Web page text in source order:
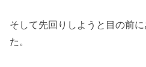
そして先回りしようと目の前
た。